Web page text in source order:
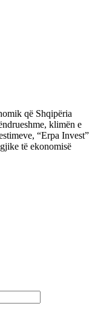
që Shqipëria
klimën e
“Erpa Invest”
të ekonomisë